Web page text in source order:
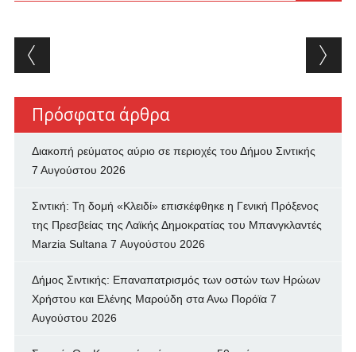
Post navigation
Πρόσφατα άρθρα
Διακοπή ρεύματος αύριο σε περιοχές του Δήμου Σιντικής
7 Αυγούστου 2026
Σιντική: Τη δομή «Κλειδί» επισκέφθηκε η Γενική Πρόξενος
της Πρεσβείας της Λαϊκής Δημοκρατίας του Μπανγκλαντές
Marzia Sultana 7 Αυγούστου 2026
Δήμος Σιντικής: Επαναπατρισμός των oστών των Ηρώων
Χρήστου και Ελένης Μαρούδη στα Ανω Πορόϊα 7
Αυγούστου 2026